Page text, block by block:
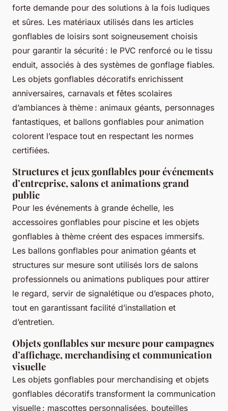
forte demande pour des solutions à la fois ludiques
et sûres. Les matériaux utilisés dans les articles
gonflables de loisirs sont soigneusement choisis
pour garantir la sécurité : le PVC renforcé ou le tissu
enduit, associés à des systèmes de gonflage fiables.
Les objets gonflables décoratifs enrichissent
anniversaires, carnavals et fêtes scolaires
d’ambiances à thème : animaux géants, personnages
fantastiques, et ballons gonflables pour animation
colorent l’espace tout en respectant les normes
certifiées.
Structures et jeux gonflables pour événements
d’entreprise, salons et animations grand
public
Pour les événements à grande échelle, les
accessoires gonflables pour piscine et les objets
gonflables à thème créent des espaces immersifs.
Les ballons gonflables pour animation géants et
structures sur mesure sont utilisés lors de salons
professionnels ou animations publiques pour attirer
le regard, servir de signalétique ou d’espaces photo,
tout en garantissant facilité d’installation et
d’entretien.
Objets gonflables sur mesure pour campagnes
d’affichage, merchandising et communication
visuelle
Les objets gonflables pour merchandising et objets
gonflables décoratifs transforment la communication
visuelle : mascottes personnalisées, bouteilles